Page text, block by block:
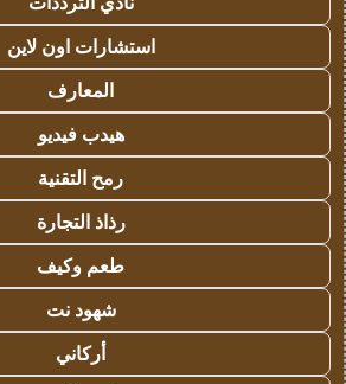
استشارات اون لاين
المعارف
هيدب فيديو
رمح التقنية
رذاذ التجارة
طعم وكيف
شهود نت
أركاني